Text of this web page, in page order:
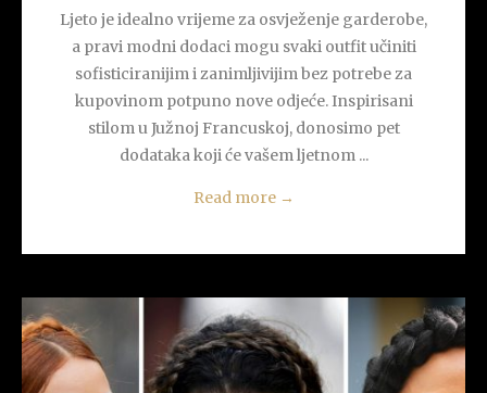
Ljeto je idealno vrijeme za osvježenje garderobe,
a pravi modni dodaci mogu svaki outfit učiniti
sofisticiranijim i zanimljivijim bez potrebe za
kupovinom potpuno nove odjeće. Inspirisani
stilom u Južnoj Francuskoj, donosimo pet
dodataka koji će vašem ljetnom ...
Read more →